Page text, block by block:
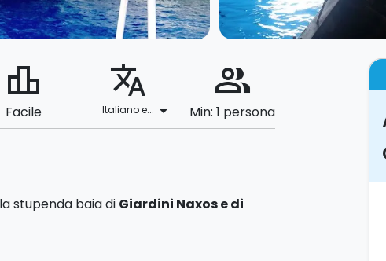
leaderboard
Facile
translate
Italiano e... arrow_drop_down
people_alt
Min: 1 persona
stupenda baia di Giardini Naxos e di